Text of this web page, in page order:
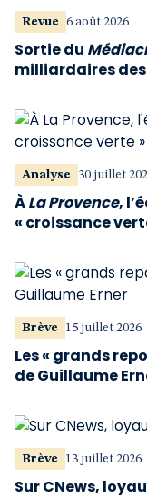
Revue 6 août 2026
Sortie du
milliardaires
Analyse 30 juillet
ÀLa Provence,
« croissance
Brève 15 juillet 2026
Les « grands
de Guillaume
Brève 13 juillet 2026
Sur CNews,